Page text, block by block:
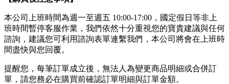
本公司上班時間為週一至週五 10:00-17:00，國定假日等非上
班時間暫停客服作業，我們依然十分重視您的寶貴建議與任何
諮詢，建議您可利用諮詢表單連繫我們，本公司將會在上班時
間盡快與您回覆。
提醒您，每筆訂單成立後，無法人為變更商品明細或合併訂
單，請您務必在購買前確認訂單明細與訂單金額。